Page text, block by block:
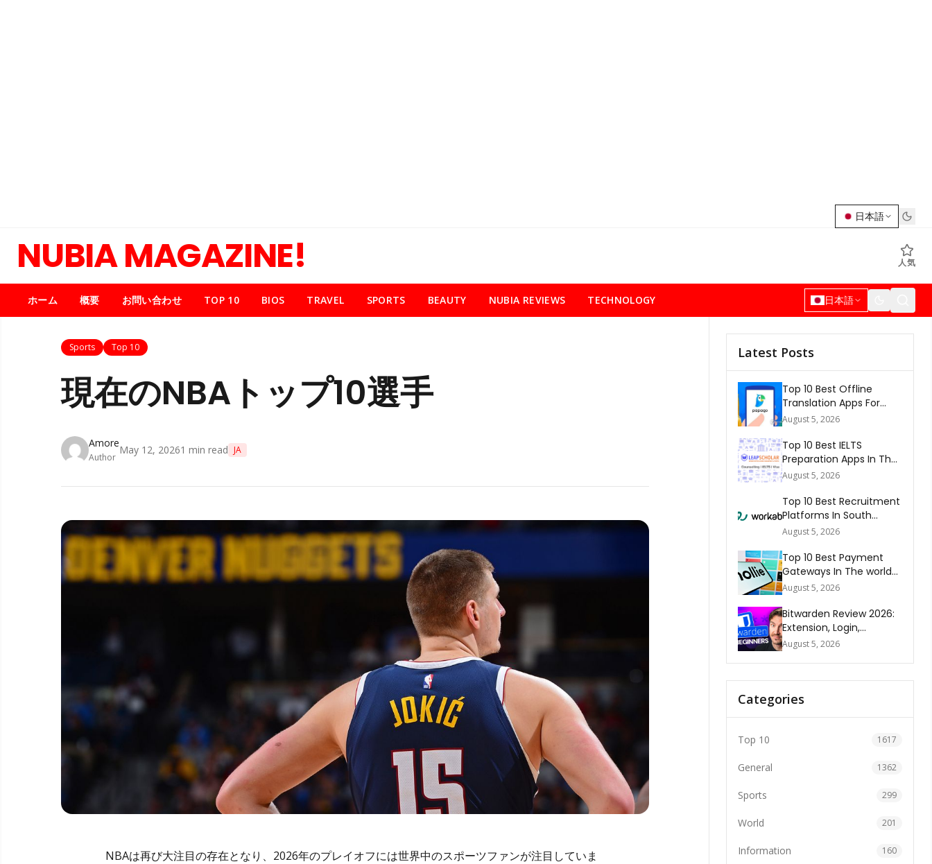
日本語
NUBIA MAGAZINE! 人気
ホーム 概要 お問い合わせ TOP 10 BIOS TRAVEL SPORTS BEAUTY NUBIA REVIEWS TECHNOLOGY 日本語
Sports Top 10
現在のNBAトップ10選手
Amore
Author
May 12, 20261 min read JA
NBAは再び大注目の存在となり、2026年のプレイオフには世界中のスポーツファンが注目していま
Latest Posts
Top 10 Best Offline
Translation Apps For
Travel In 2026
August 5, 2026
Top 10 Best IELTS
Preparation Apps In The
World 2026
August 5, 2026
Top 10 Best Recruitment
Platforms In South
Africa 2026
August 5, 2026
Top 10 Best Payment
Gateways In The world
2026
August 5, 2026
Bitwarden Review 2026:
Extension, Login,
Download, Free Plan, App
August 5, 2026
Categories
Top 10 1617
General 1362
Sports 299
World 201
Information 160